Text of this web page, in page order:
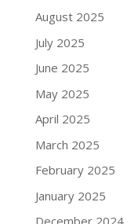
August 2025
July 2025
June 2025
May 2025
April 2025
March 2025
February 2025
January 2025